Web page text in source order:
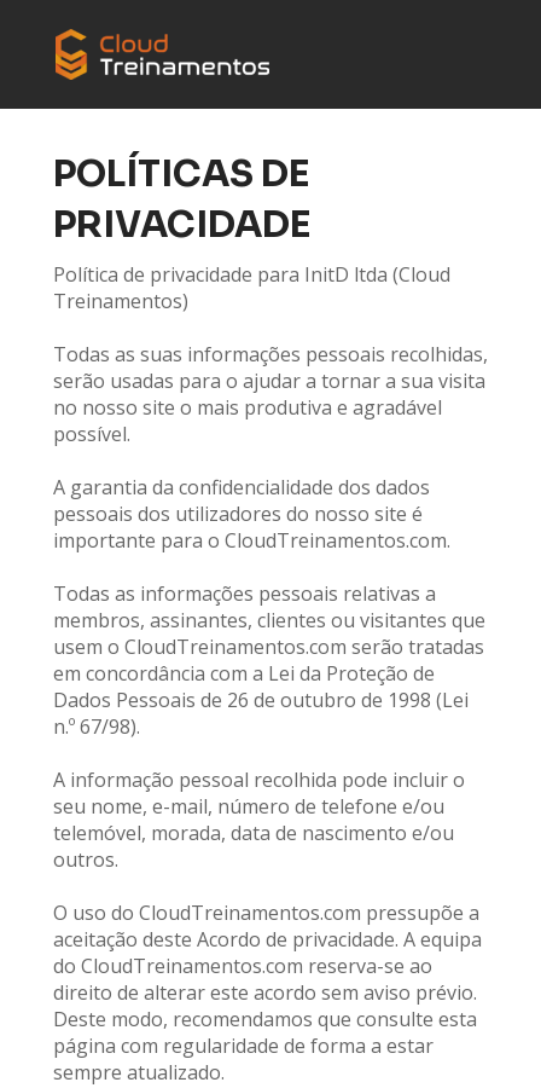
Política de privacidade para InitD ltda (Cloud
Treinamentos)
Todas as suas informações pessoais recolhidas,
serão usadas para o ajudar a tornar a sua visita
no nosso site o mais produtiva e agradável
possível.
A garantia da confidencialidade dos dados
pessoais dos utilizadores do nosso site é
importante para o CloudTreinamentos.com.
Todas as informações pessoais relativas a
membros, assinantes, clientes ou visitantes que
usem o CloudTreinamentos.com serão tratadas
em concordância com a Lei da Proteção de
Dados Pessoais de 26 de outubro de 1998 (Lei
n.º 67/98).
A informação pessoal recolhida pode incluir o
seu nome, e-mail, número de telefone e/ou
telemóvel, morada, data de nascimento e/ou
outros.
O uso do CloudTreinamentos.com pressupõe a
aceitação deste Acordo de privacidade. A equipa
do CloudTreinamentos.com reserva-se ao
direito de alterar este acordo sem aviso prévio.
Deste modo, recomendamos que consulte esta
página com regularidade de forma a estar
sempre atualizado.
POLÍTICAS DE
PRIVACIDADE